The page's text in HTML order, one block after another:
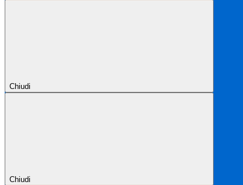
Chiudi
Chiudi